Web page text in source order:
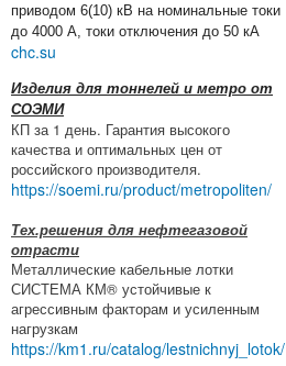
приводом 6(10) кВ на номинальные токи
до 4000 А, токи отключения до 50 кА
chc.su
Изделия для тоннелей и метро от
СОЭМИ
КП за 1 день. Гарантия высокого
качества и оптимальных цен от
российского производителя.
https://soemi.ru/product/metropoliten/
Тех.решения для нефтегазовой
отрасти
Металлические кабельные лотки
СИСТЕМА КМ® устойчивые к
агрессивным факторам и усиленным
нагрузкам
https://km1.ru/catalog/lestnichnyj_lotok/